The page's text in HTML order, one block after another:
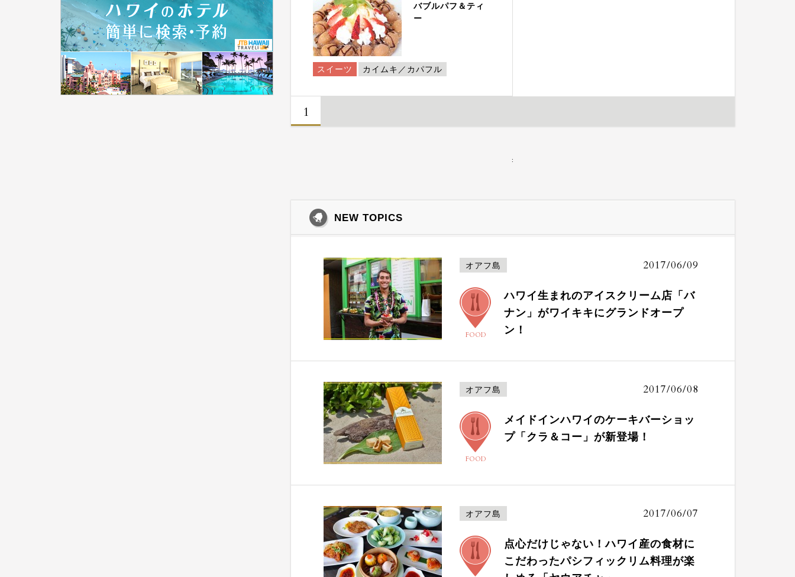
バブルパフ＆ティ
ー
スイーツ カイムキ／カパフル
1
:
NEW TOPICS
オアフ島 2017/06/09
FOOD
ハワイ生まれのアイスクリーム店「バ
ナン」がワイキキにグランドオープ
ン！
オアフ島 2017/06/08
FOOD
メイドインハワイのケーキバーショッ
プ「クラ＆コー」が新登場！
オアフ島 2017/06/07
点心だけじゃない！ハワイ産の食材に
こだわったパシフィックリム料理が楽